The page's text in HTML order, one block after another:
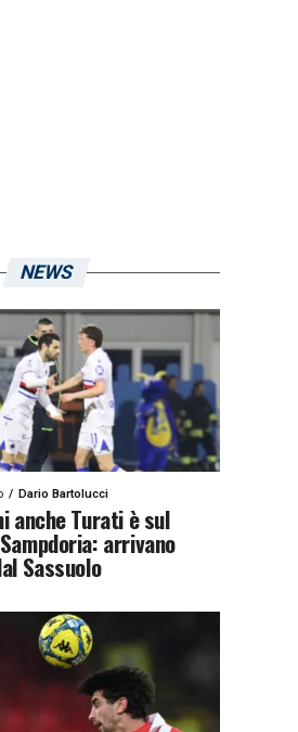
NEWS
Dario Bartolucci
anche Turati è sul
arrivano
Sassuolo